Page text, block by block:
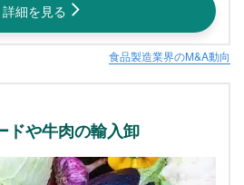
詳細を見る
食品製造業界のM&A動向
ドや牛肉の輸入卸